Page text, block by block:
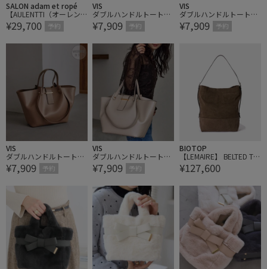
SALON adam et ropé
【AULENTTI（オーレン
ティ）】ストラップつき
トートバッグ
¥29,700 予約
VIS
ダブルハンドルトートバ
ッグ/A4対応・WEB限定
カラー
¥7,909 予約
VIS
ダブルハンドルトートバ
ッグ/A4対応・WEB限定
カラー
¥7,909 予約
VIS
ダブルハンドルトートバ
ッグ/A4対応・WEB限定
カラー
¥7,909 予約
VIS
ダブルハンドルトートバ
ッグ/A4対応・WEB限定
カラー
¥7,909 予約
BIOTOP
【LEMAIRE】 BELTED TO
TE BAG
¥127,600